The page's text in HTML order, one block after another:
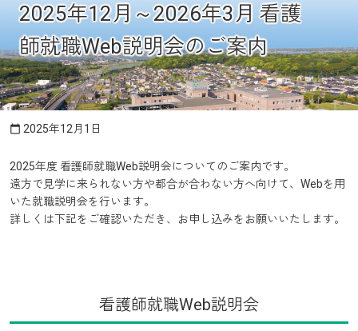
2025年12月～2026年3月 看護
師就職Web説明会のご案内
calendar_today 2025年12月1日
2025年度 看護師就職Web説明会についてのご案内です。
遠方で見学に来られない方や都合が合わない方へ向けて、Webを用
いた就職説明会を行います。
詳しくは下記をご確認いただき、お申し込みをお願いいたします。
看護師就職Web説明会